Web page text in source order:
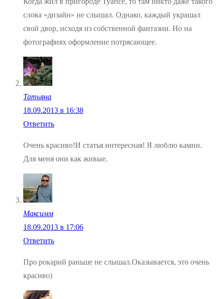
слова «дизайн» не слышал. Однако, каждый украшал
свой двор, исходя из собственной фантазии. Но на
фотографиях оформление потрясающее.
Татьяна
18.09.2013 в 16:38
Ответить
Очень красиво!И статья интересная! Я люблю камни.
Для меня они как живые.
Максимм
18.09.2013 в 17:06
Ответить
Про рокарий раньше не слышал.Оказывается, это очень
красиво)